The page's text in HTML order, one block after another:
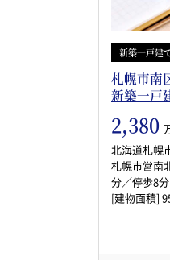
新築一戸建
札幌市南
新築一戸
2,380
北海道札幌
札幌市営南
分／停歩8分
[建物面積]